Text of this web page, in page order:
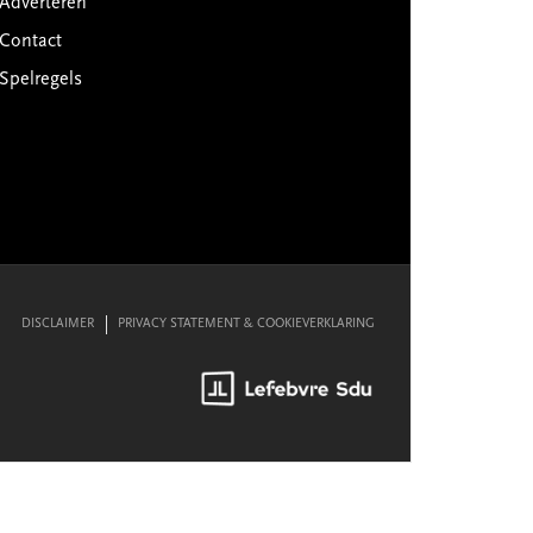
Contact
Spelregels
DISCLAIMER PRIVACY STATEMENT & COOKIEVERKLARING